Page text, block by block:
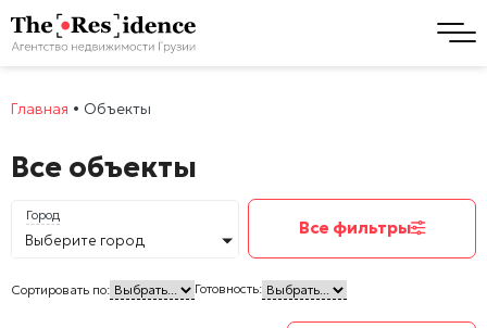
Главная • Объекты
Все объекты
Город
Выберите город
Все фильтры
Сортировать по: Готовность: